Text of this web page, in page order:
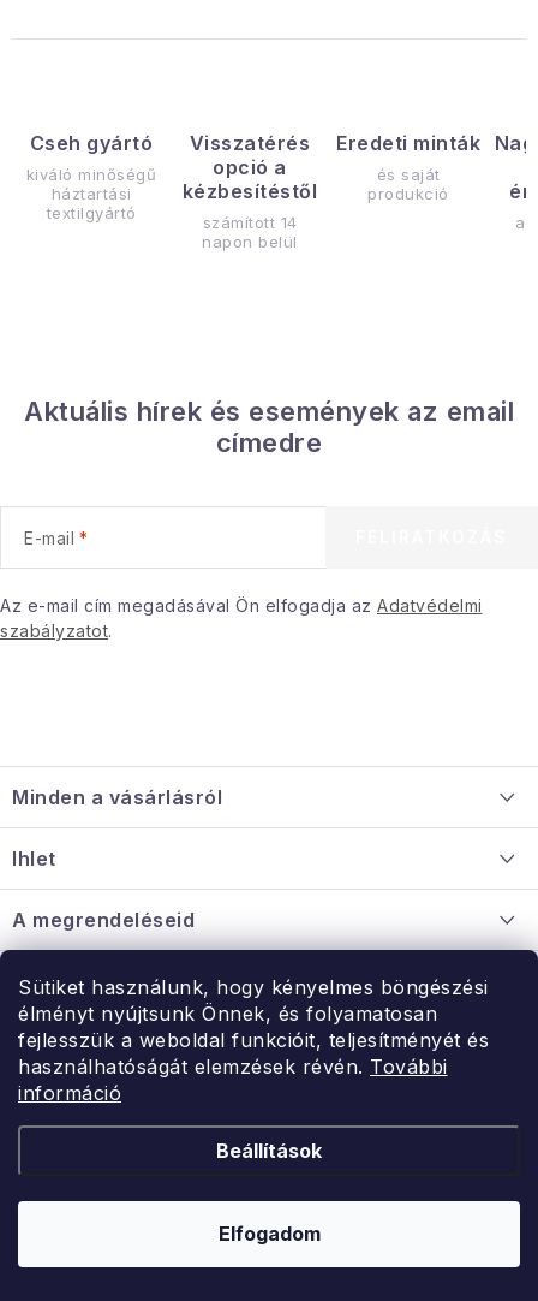
Sütiket használunk, hogy kényelmes böngészési
élményt nyújtsunk Önnek, és folyamatosan
fejlesszük a weboldal funkcióit, teljesítményét és
használhatóságát elemzések révén. További
információ
Beállítások
Elfogadom
Cseh gyártó
kiváló minőségű
háztartási
textilgyártó
Visszatérés
opció a
kézbesítéstől
számított 14
napon belül
Eredeti minták
és saját
produkció
Aktuális hírek és események az email
címedre
E-mail
Az e-mail cím megadásával Ön elfogadja az Adatvédelmi
szabályzatot.
á
b
é
c
Minden a vásárlásról
Információ a mellékletről
Nagykereskedelmi együttműködés
Ihlet
A megrendeléseid
Érintkezés
Rendelésem
Érintkezés
Hé-Pé: 9:00-15:00
uzlet@modernvasarlas.hu
Kereskedelem feltételei
ModernVasarlas.hu. Minden jog fenntartva.